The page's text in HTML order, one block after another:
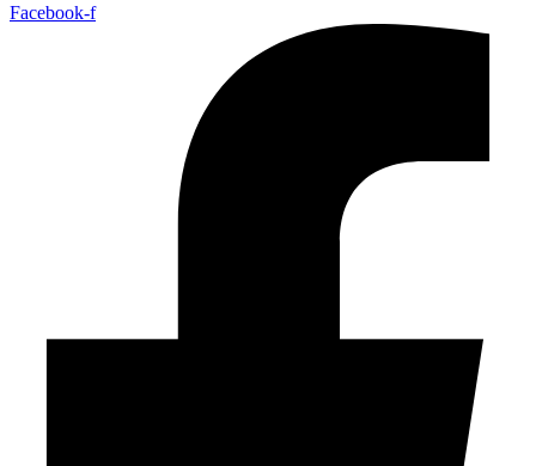
Facebook-f